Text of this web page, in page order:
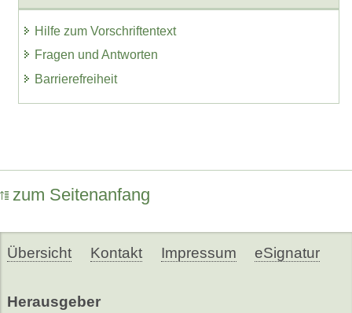
Hilfe zum Vorschriftentext
Fragen und Antworten
Barrierefreiheit
zum Seitenanfang
Übersicht Kontakt Impressum eSignatur
Herausgeber